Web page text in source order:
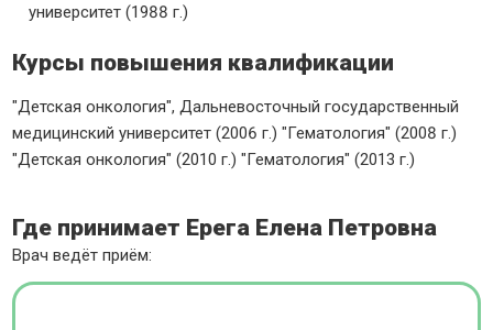
университет (1988 г.)
Курсы повышения квалификации
"Детская онкология", Дальневосточный государственный
медицинский университет (2006 г.) "Гематология" (2008 г.)
"Детская онкология" (2010 г.) "Гематология" (2013 г.)
Где принимает Ерега Елена Петровна
Врач ведёт приём: